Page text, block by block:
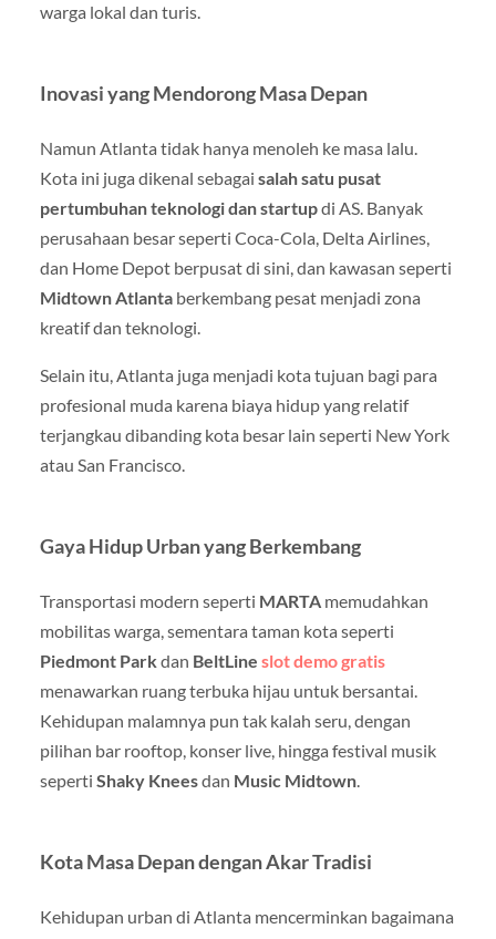
warga lokal dan turis.
Inovasi yang Mendorong Masa Depan
Namun Atlanta tidak hanya menoleh ke masa lalu.
Kota ini juga dikenal sebagai salah satu pusat
pertumbuhan teknologi dan startupdi AS. Banyak
perusahaan besar seperti Coca-Cola, Delta Airlines,
dan Home Depot berpusat di sini, dan kawasan seperti
Midtown Atlantaberkembang pesat menjadi zona
kreatif dan teknologi.
Selain itu, Atlanta juga menjadi kota tujuan bagi para
profesional muda karena biaya hidup yang relatif
terjangkau dibanding kota besar lain seperti New York
atau San Francisco.
Gaya Hidup Urban yang Berkembang
Transportasi modern seperti MARTAmemudahkan
mobilitas warga, sementara taman kota seperti
Piedmont Parkdan BeltLine slot demo gratis
menawarkan ruang terbuka hijau untuk bersantai.
Kehidupan malamnya pun tak kalah seru, dengan
pilihan bar rooftop, konser live, hingga festival musik
seperti Shaky Kneesdan Music Midtown.
Kota Masa Depan dengan Akar Tradisi
Kehidupan urban di Atlanta mencerminkan bagaimana